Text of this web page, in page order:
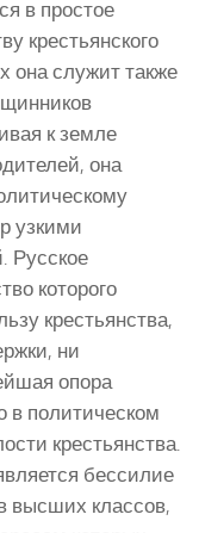
в простое
крестьянского
она служит также
к земле
она
узкими
Русское
которого
крестьянства,
ни
опора
в политическом
крестьянства.
бессилие
высших классов,